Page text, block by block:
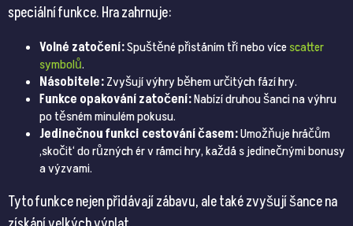
speciální funkce. Hra zahrnuje:
Volné zatočení:Spuštěné přistáním tří nebo vícescatter
symbolů.
Násobitele:Zvyšují výhry během určitých fází hry.
Funkce opakování zatočení:Nabízí druhou šanci na výhru
po těsném minulém pokusu.
Jedinečnou funkci cestování časem:Umožňuje hráčům
‚skočit‘ do různých ér v rámci hry, každá s jedinečnými bonusy
a výzvami.
Tyto funkce nejen přidávají zábavu, ale také zvyšují šance na